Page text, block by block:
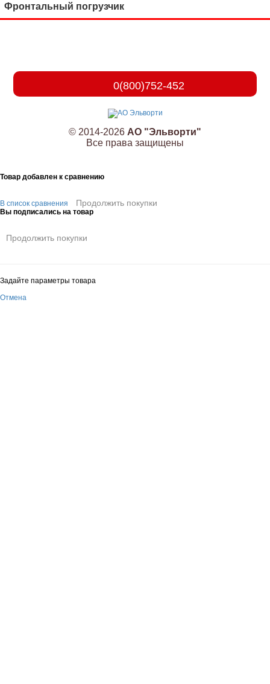
Фронтальный погрузчик
0(800)752-452
© 2014-2026 АО "Эльворти"
Все права защищены
Товар добавлен к сравнению
В список сравнения Продолжить покупки
Вы подписались на товар
Продолжить покупки
Задайте параметры товара
Отмена